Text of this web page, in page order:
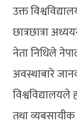
उक्त
छात्रछात्रा
नेता निधिले
अवस्थाबारे
विश्वविद्यालयले
तथा